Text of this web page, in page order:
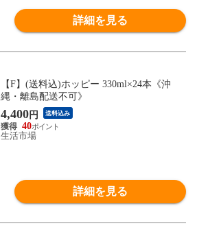
詳細を見る
【F】(送料込)ホッピー 330ml×24本《沖
縄・離島配送不可》
4,400円 送料込み
40
生活市場
詳細を見る